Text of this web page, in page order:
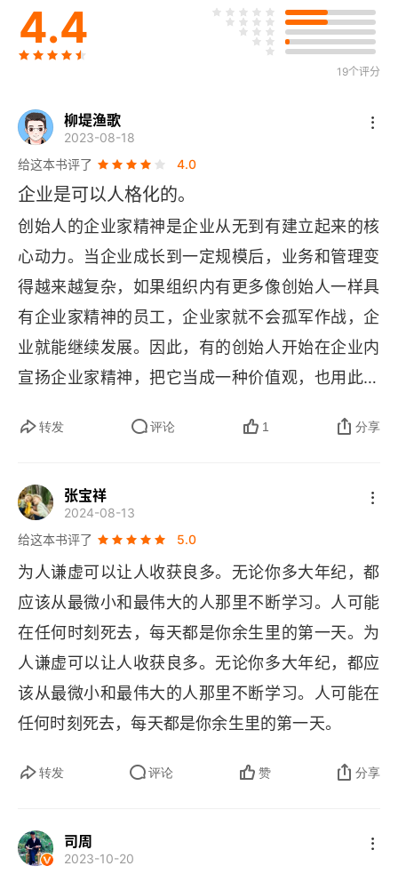
预算更少，营销照做
从“破旧的模式”到“参与式战略”
破除“中台化”误区，两大新原则考核中后台
ChatGPT启示：AI加速期的四大创业机遇
年轻时看的电视节目可能会让你更有创业精神
技术大跃进伴生的道德噩梦从何而来？如何避免？
构建企业AI责任感
科技业有没有价值观？
AI“生成”你独有的创造力
劳资紧张期的领导力
首席可持续官的进阶
Alphabet CEO桑达尔·皮查伊谈领导力、AI及科技
大厂
裁员季的职场生存策略
百老汇名伶奇塔·里维拉：我每时每刻都尽力做到最
好
4.4
19个评分
柳堤渔歌
2023-08-18
给这本书评了
4.0
企业是可以人格化的。
创始人的企业家精神是企业从无到有建立起来的核
心动力。当企业成长到一定规模后，业务和管理变
得越来越复杂，如果组织内有更多像创始人一样具
有企业家精神的员工，企业家就不会孤军作战，企
业就能继续发展。因此，有的创始人开始在企业内
宣扬企业家精神，把它当成一种价值观，也用此来
“有企业家精神的职业经理人”，希望这样能把企业
业）。同时，在管理上通过高度授权、激励与绩效
转发 评论 1 分享
张宝祥
2024-08-13
给这本书评了
5.0
为人谦虚可以让人收获良多。无论你多大年纪，都
应该从最微小和最伟大的人那里不断学习。人可能
在任何时刻死去，每天都是你余生里的第一天。为
人谦虚可以让人收获良多。无论你多大年纪，都应
该从最微小和最伟大的人那里不断学习。人可能在
任何时刻死去，每天都是你余生里的第一天。
转发 评论 赞 分享
司周
2023-10-20